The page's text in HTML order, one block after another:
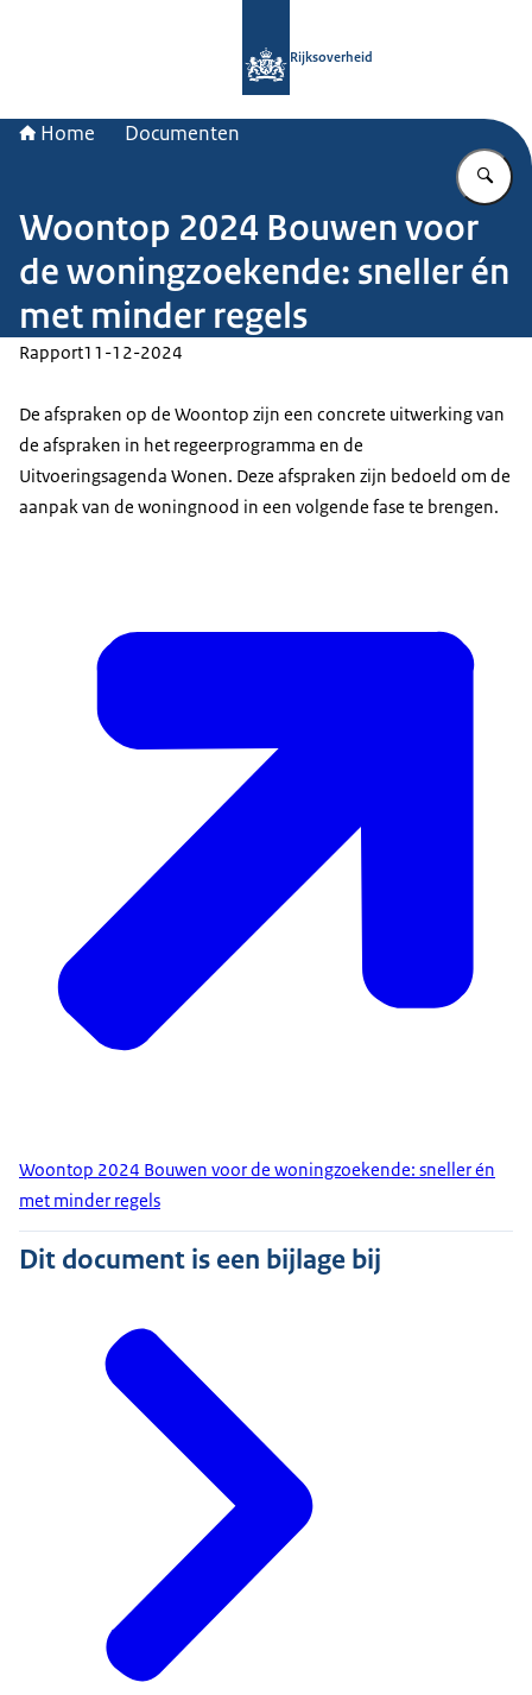
Rijksoverheid
Home Documenten
Woontop 2024 Bouwen voor
de woningzoekende: sneller én
met minder regels
Rapport11-12-2024
De afspraken op de Woontop zijn een concrete uitwerking van
de afspraken in het regeerprogramma en de
Uitvoeringsagenda Wonen. Deze afspraken zijn bedoeld om de
aanpak van de woningnood in een volgende fase te brengen.
Woontop 2024 Bouwen voor de woningzoekende: sneller én
met minder regels
Dit document is een bijlage bij